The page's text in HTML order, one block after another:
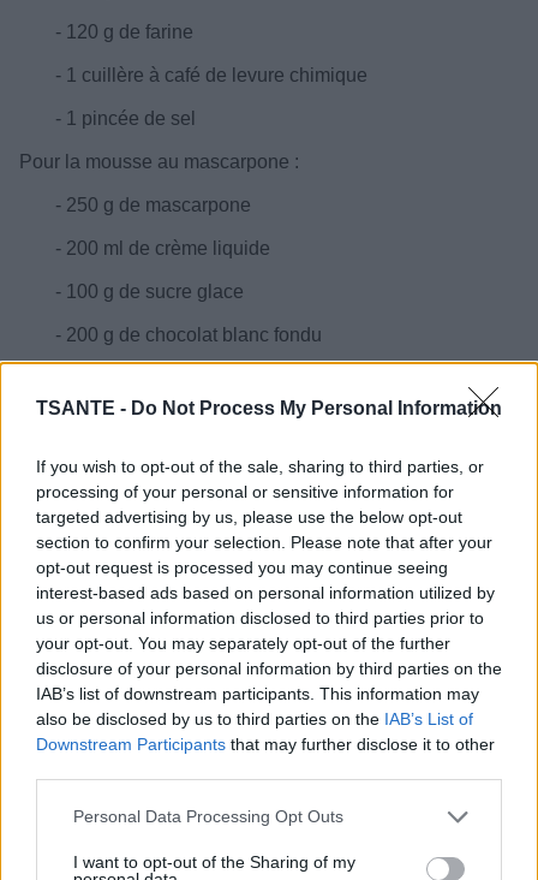
TSANTE - Do Not Process My Personal Information
If you wish to opt-out of the sale, sharing to third parties, or
processing of your personal or sensitive information for
targeted advertising by us, please use the below opt-out
section to confirm your selection. Please note that after your
opt-out request is processed you may continue seeing
interest-based ads based on personal information utilized by
us or personal information disclosed to third parties prior to
your opt-out. You may separately opt-out of the further
disclosure of your personal information by third parties on the
IAB’s list of downstream participants. This information may
also be disclosed by us to third parties on the IAB’s List of
Downstream Participants that may further disclose it to other
Personal Data Processing Opt Outs
I want to opt-out of the Sharing of my
- 120 g de farine
- 1 cuillère à café de levure chimique
- 1 pincée de sel
Pour la mousse au mascarpone :
- 250 g de mascarpone
- 200 ml de crème liquide
- 100 g de sucre glace
- 200 g de chocolat blanc fondu
- 150 g de framboises fraîches
- 50 g de chocolat blanc râpé
Instructions :
Préparation de la génoise :
- Préchauffez le four à 180 °C.
- Dans un bol, fouettez les jaunes d'œufs avec le
sucre jusqu'à ce que le mélange blanchisse.
- Ajoutez la farine, la levure chimique et le sel, puis
mélangez bien.
préparation à la génoise.